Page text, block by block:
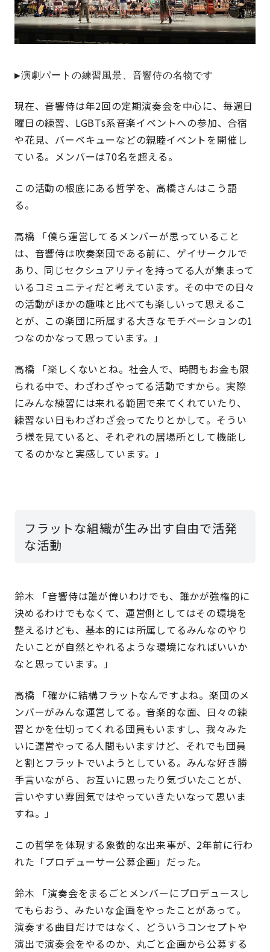
▶演劇パートの練習風景、音響侍の名物です
現在、音響侍は年2回の定期演奏会を中心に、毎週日
曜日の練習、LGBTs系音楽イベントへの参加、合宿
や花見、バーベキューなどの親睦イベントを開催し
ている。メンバーは70名を超える。
この活動の根底にある哲学を、高橋さんはこう語
る。
高橋 「僕ら運営してるメンバーが思っていること
は、音響侍は吹奏楽団である前に、ゲイサークルで
あり、同じセクシュアリティを持ってる人が集まって
いるコミュニティだと考えています。その中での日々
の活動がほかの趣味と比べても楽しいって思えるこ
とが、この楽団に所属する大きなモチベーションの1
つなのかなって思っています。」
高橋 「楽しくないとね。社会人で、時間もお金も限
られる中で、わざわざやってる活動ですから。実際
にみんな練習には来れる範囲で来てくれていたり、
練習ない日もわざわざ会ってたりとかして。そうい
う様を見ていると、それぞれの居場所として機能し
てるのかなと実感しています。」
フラットな組織が生み出す自由で活発
な活動
鈴木 「音響侍は誰が偉いわけでも、誰かが強権的に
決めるわけでもなくて、運営側としてはその環境を
整えるけども、基本的には所属してるみんなのやり
たいことが自然とやれるような環境になればいいか
なと思っています。」
高橋 「確かに結構フラットなんですよね。楽団のメ
ンバーがみんな運営してる。音楽的な面、日々の練
習とかを仕切ってくれる団員もいますし、我々みた
いに運営やってる人間もいますけど、それでも団員
と割とフラットでいようとしている。みんな好き勝
手言いながら、お互いに思ったり気づいたことが、
言いやすい雰囲気ではやっていきたいなって思いま
すね。」
この哲学を体現する象徴的な出来事が、2年前に行わ
れた「プロデューサー公募企画」だった。
鈴木 「演奏会をまるごとメンバーにプロデュースし
てもらおう、みたいな企画をやったことがあって。
演奏する曲目だけではなく、どういうコンセプトや
演出で演奏会をやるのか、丸ごと企画から公募する